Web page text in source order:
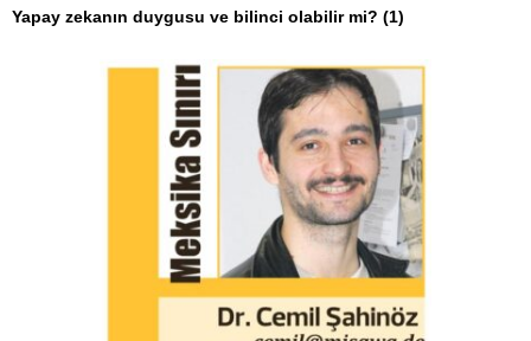
Yapay zekanın duygusu ve bilinci olabilir mi? (1)